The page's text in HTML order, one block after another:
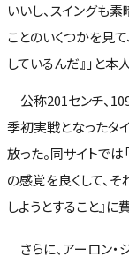
いいし、スイングも
ことのいくつかを見
しているんだ』」と
公称201センチ、
季初実戦となったタ
放った。同サイトで
の感覚を良くして、そ
しようとすること』に
さらに、アーロン